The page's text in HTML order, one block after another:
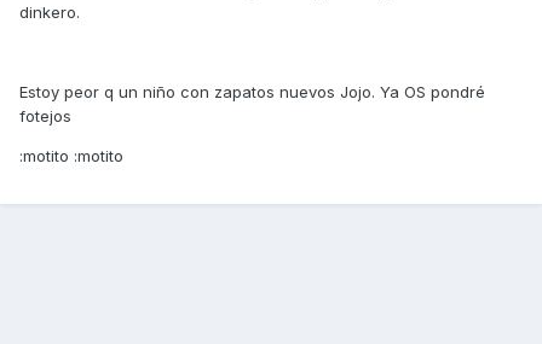
dinkero.
Estoy peor q un niño con zapatos nuevos Jojo. Ya OS pondré
fotejos
:motito :motito